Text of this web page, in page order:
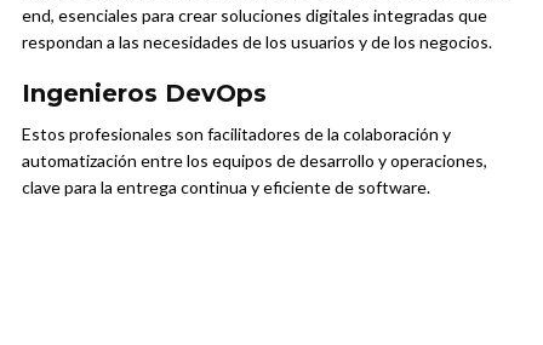
end, esenciales para crear soluciones digitales integradas que
respondan a las necesidades de los usuarios y de los negocios.
Ingenieros DevOps
Estos profesionales son facilitadores de la colaboración y
automatización entre los equipos de desarrollo y operaciones,
clave para la entrega continua y eficiente de software.